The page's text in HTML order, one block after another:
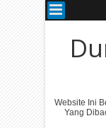
Website Ini
Yang